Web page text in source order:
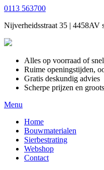
0113 563700
Nijverheidsstraat 35 | 4458AV
Alles op voorraad of
Ruime openingstijden,
Gratis deskundig advies
Scherpe prijzen en
Menu
Home
Bouwmaterialen
Sierbestrating
Webshop
Contact